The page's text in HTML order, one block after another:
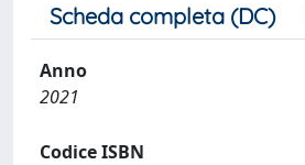
Scheda completa (DC)
Anno
2021
Codice ISBN